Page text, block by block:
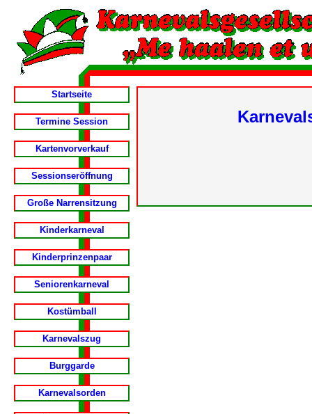
Startseite
Termine Session
Kartenvorverkauf
Sessionseröffnung
Große Narrensitzung
Kinderkarneval
Kinderprinzenpaar
Seniorenkarneval
Kostümball
Karnevalszug
Burggarde
Karnevalsorden